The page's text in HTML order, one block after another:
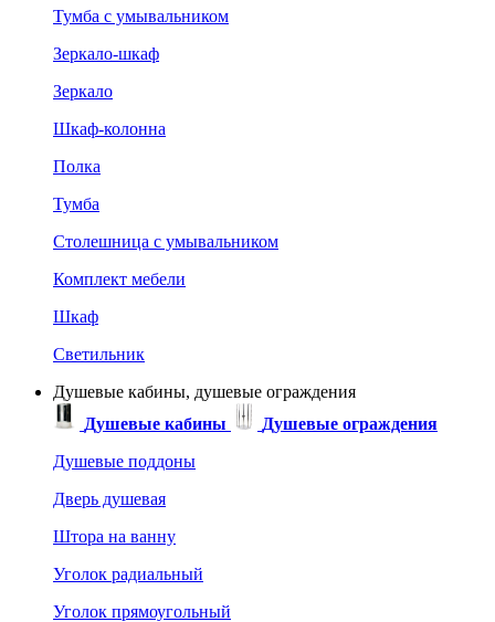
Тумба с умывальником
Зеркало-шкаф
Зеркало
Шкаф-колонна
Полка
Тумба
Столешница с умывальником
Комплект мебели
Шкаф
Светильник
Душевые кабины, душевые ограждения
Душевые кабины
Душевые ограждения
Душевые поддоны
Дверь душевая
Штора на ванну
Уголок радиальный
Уголок прямоугольный